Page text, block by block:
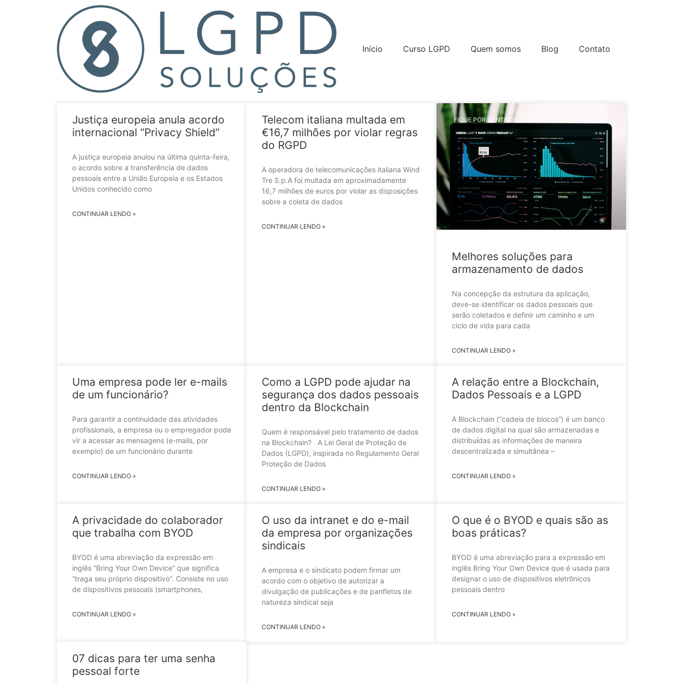
Início Curso LGPD Quem somos Blog Contato
Justiça europeia anula acordo
internacional “Privacy Shield”
A justiça europeia anulou na última quinta-feira,
o acordo sobre a transferência de dados
pessoais entre a União Europeia e os Estados
Unidos conhecido como
CONTINUAR LENDO »
Telecom italiana multada em
€16,7 milhões por violar regras
do RGPD
A operadora de telecomunicações italiana Wind
Tre S.p.A foi multada em aproximadamente
16,7 milhões de euros por violar as disposições
sobre a coleta de dados
CONTINUAR LENDO »
FIQUE POR DENTRO
Melhores soluções para
armazenamento de dados
Na concepção da estrutura da aplicação,
deve-se identificar os dados pessoais que
serão coletados e definir um caminho e um
ciclo de vida para cada
CONTINUAR LENDO »
Uma empresa pode ler e-mails
de um funcionário?
Para garantir a continuidade das atividades
profissionais, a empresa ou o empregador pode
vir a acessar as mensagens (e-mails, por
exemplo) de um funcionário durante
CONTINUAR LENDO »
Como a LGPD pode ajudar na
segurança dos dados pessoais
dentro da Blockchain
Quem é responsável pelo tratamento de dados
na Blockchain? A Lei Geral de Proteção de
Dados (LGPD), inspirada no Regulamento Geral
Proteção de Dados
CONTINUAR LENDO »
A relação entre a Blockchain,
Dados Pessoais e a LGPD
A Blockchain (“cadeia de blocos”) é um banco
de dados digital na qual são armazenadas e
distribuídas as informações de maneira
descentralizada e simultânea –
CONTINUAR LENDO »
A privacidade do colaborador
que trabalha com BYOD
BYOD é uma abreviação da expressão em
inglês “Bring Your Own Device” que significa
“traga seu próprio dispositivo”. Consiste no uso
de dispositivos pessoais (smartphones,
CONTINUAR LENDO »
O uso da intranet e do e-mail
da empresa por organizações
sindicais
A empresa e o sindicato podem firmar um
acordo com o objetivo de autorizar a
divulgação de publicações e de panfletos de
natureza sindical seja
CONTINUAR LENDO »
O que é o BYOD e quais são as
boas práticas?
BYOD é uma abreviação para a expressão em
inglês Bring Your Own Device que é usada para
designar o uso de dispositivos eletrônicos
pessoais dentro
CONTINUAR LENDO »
07 dicas para ter uma senha
pessoal forte